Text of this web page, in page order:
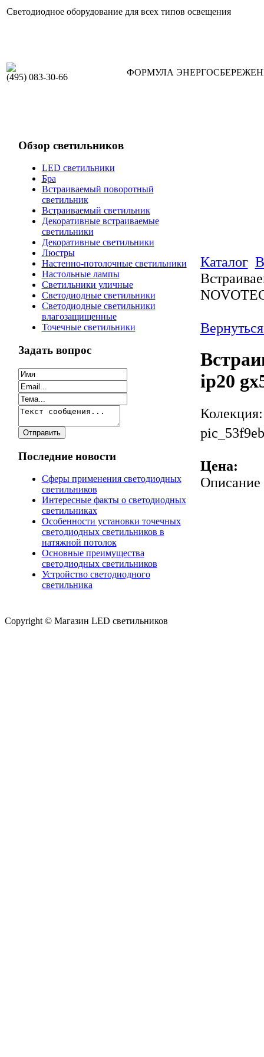
Светодиодное оборудование для всех типов освещения
(495) 083-30-66 ФОРМУЛА
Обзор светильников
LED светильники
Бра
Встраиваемый поворотный
светильник
Встраиваемый светильник
Декоративные встраиваемые
светильники
Декоративные светильники
Люстры
Настенно-потолочные светильники
Настольные лампы
Светильники уличные
Светодиодные светильники
Светодиодные светильники
влагозащищенные
Точечные светильники
Задать вопрос
Последние новости
Сферы применения светодиодных
светильников
Интересные факты о светодиодных
светильниках
Особенности установки точечных
светодиодных светильников в
натяжной потолок
Основные преимущества
светодиодных светильников
Устройство светодиодного
светильника
Каталог
ip20
Цена:
Описание
Copyright © Магазин LED светильников